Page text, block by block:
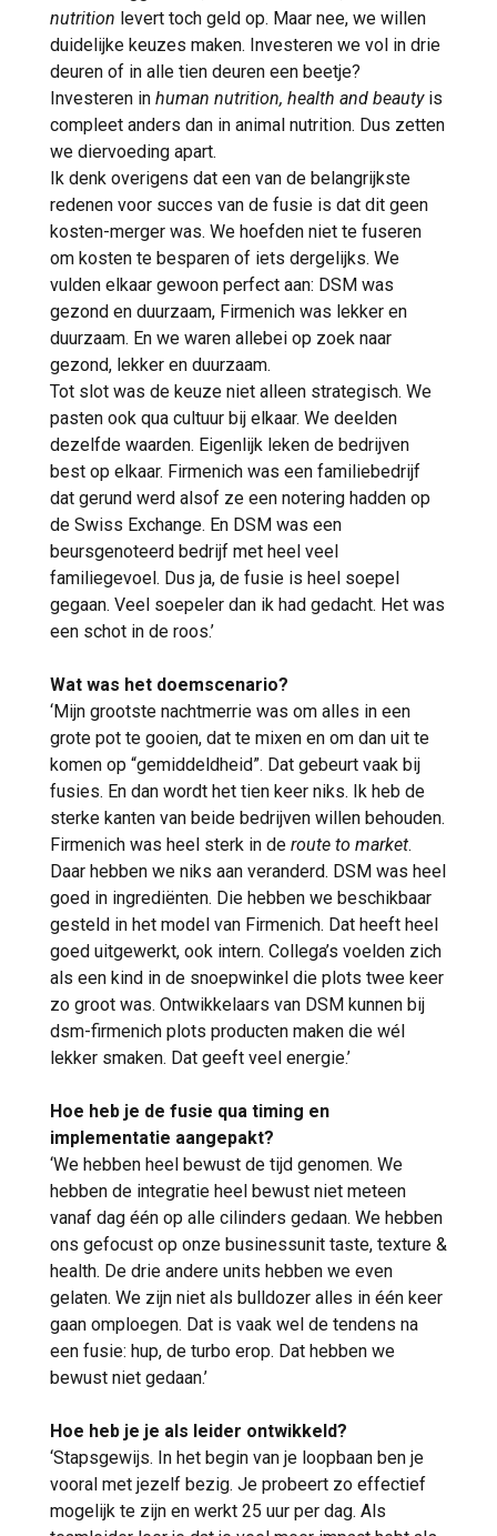
nutrition levert toch geld op. Maar nee, we willen
duidelijke keuzes maken. Investeren we vol in drie
deuren of in alle tien deuren een beetje?
Investeren in human nutrition, health and beauty is
compleet anders dan in animal nutrition. Dus zetten
we diervoeding apart.
Ik denk overigens dat een van de belangrijkste
redenen voor succes van de fusie is dat dit geen
kosten-merger was. We hoefden niet te fuseren
om kosten te besparen of iets dergelijks. We
vulden elkaar gewoon perfect aan: DSM was
gezond en duurzaam, Firmenich was lekker en
duurzaam. En we waren allebei op zoek naar
gezond, lekker en duurzaam.
Tot slot was de keuze niet alleen strategisch. We
pasten ook qua cultuur bij elkaar. We deelden
dezelfde waarden. Eigenlijk leken de bedrijven
best op elkaar. Firmenich was een familiebedrijf
dat gerund werd alsof ze een notering hadden op
de Swiss Exchange. En DSM was een
beursgenoteerd bedrijf met heel veel
familiegevoel. Dus ja, de fusie is heel soepel
gegaan. Veel soepeler dan ik had gedacht. Het was
een schot in de roos.’
Wat was het doemscenario?
‘Mijn grootste nachtmerrie was om alles in een
grote pot te gooien, dat te mixen en om dan uit te
komen op “gemiddeldheid”. Dat gebeurt vaak bij
fusies. En dan wordt het tien keer niks. Ik heb de
sterke kanten van beide bedrijven willen behouden.
Firmenich was heel sterk in de route to market.
Daar hebben we niks aan veranderd. DSM was heel
goed in ingrediënten. Die hebben we beschikbaar
gesteld in het model van Firmenich. Dat heeft heel
goed uitgewerkt, ook intern. Collega’s voelden zich
als een kind in de snoepwinkel die plots twee keer
zo groot was. Ontwikkelaars van DSM kunnen bij
dsm-firmenich plots producten maken die wél
lekker smaken. Dat geeft veel energie.’
Hoe heb je de fusie qua timing en
implementatie aangepakt?
‘We hebben heel bewust de tijd genomen. We
hebben de integratie heel bewust niet meteen
vanaf dag één op alle cilinders gedaan. We hebben
ons gefocust op onze businessunit taste, texture &
health. De drie andere units hebben we even
gelaten. We zijn niet als bulldozer alles in één keer
gaan omploegen. Dat is vaak wel de tendens na
een fusie: hup, de turbo erop. Dat hebben we
bewust niet gedaan.’
Hoe heb je je als leider ontwikkeld?
‘Stapsgewijs. In het begin van je loopbaan ben je
vooral met jezelf bezig. Je probeert zo effectief
mogelijk te zijn en werkt 25 uur per dag. Als